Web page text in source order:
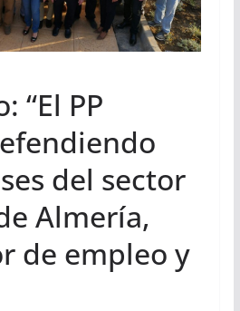
“El PP
del sector
Almería,
de empleo y